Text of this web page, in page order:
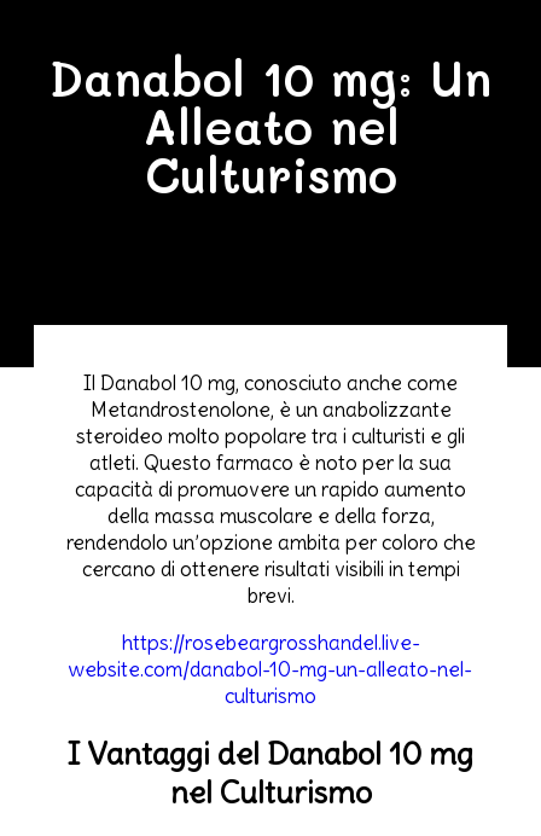
Danabol 10 mg: Un
Alleato nel
Culturismo
Il Danabol 10 mg, conosciuto anche come
Metandrostenolone, è un anabolizzante
steroideo molto popolare tra i culturisti e gli
atleti. Questo farmaco è noto per la sua
capacità di promuovere un rapido aumento
della massa muscolare e della forza,
rendendolo un’opzione ambita per coloro che
cercano di ottenere risultati visibili in tempi
brevi.
https://rosebeargrosshandel.live-
website.com/danabol-10-mg-un-alleato-nel-
culturismo
I Vantaggi del Danabol 10 mg
nel Culturismo